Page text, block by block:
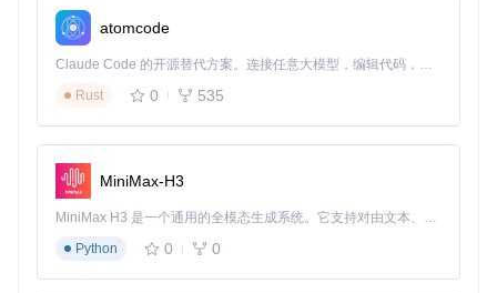
的过程，创建你的第一个Cleaver主题。这个过程就像搭建房
子，需要先打好基础，再逐步添加细节。
首先，在项目根目录外创建一个名为"my-first-theme"的文件
夹。这个独立于核心代码的目录结构，可以避免主题文件与Cl
eaver源代码混淆。在这个新目录中，创建四个必要文件：lay
out.mustache、template.mustache、style.css和script.js。
接下来，让我们构建基础布局。复制默认layout.mustache的
内容作为起点，然后进行个性化修改。例如，添加自定义导航
会自动展开为所有幻灯片内容，这是整个布局的核心。
试添加一个自定义页脚，显示当前幻灯片编号和总页数。使用
atomcode
Claude Code 的开源替代方案。连接任意大模型，编辑代码，运行命令，自动验证 — 全自动执行。用 Rust 构建，极致性能。 ｜ An open-source alternative to Claude Code. Connect any LLM, edit code, run commands, and verify changes — autonomously. Built in Rust for speed. Get Started
Rust
0 535
MiniMax-H3
MiniMax H3 是一个通用的全模态生成系统。它支持对由文本、图像、视频和音频组成的多模态上下文进行统一理解，并能生成分辨率高达 2K、时长可达 15 秒的带原生立体声音频的视频。得益于面向任务泛化的系统设计，H3 在预训练阶段就已具备广泛的多模态上下文理解与生成能力，能够出色地执行复杂的多模态指令。
Python
0 0